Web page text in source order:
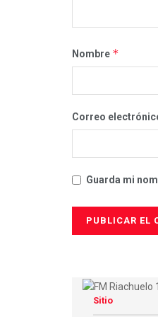
Nombre *
Correo
Guarda mi
Sitio